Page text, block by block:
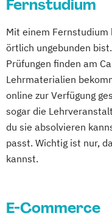
Fernstudium
Mit einem
örtlich ungebunden
Prüfungen finden am
Lehrmaterialien
online zur Verfügung
sogar die
du sie absolvieren
passt. Wichtig ist nur,
kannst.
E-Commerce